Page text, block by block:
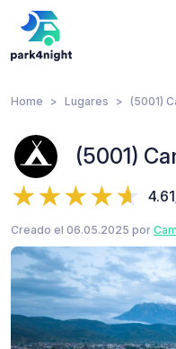
Home Lugares (5001)
(5001)
Creado el 06.05.2025 por